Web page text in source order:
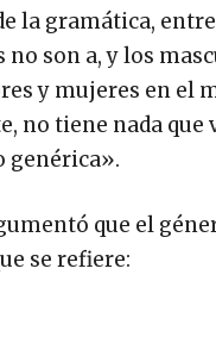
la gramática,
son a, y los
y mujeres en el
no tiene nada
genérica».
que el
se refiere: